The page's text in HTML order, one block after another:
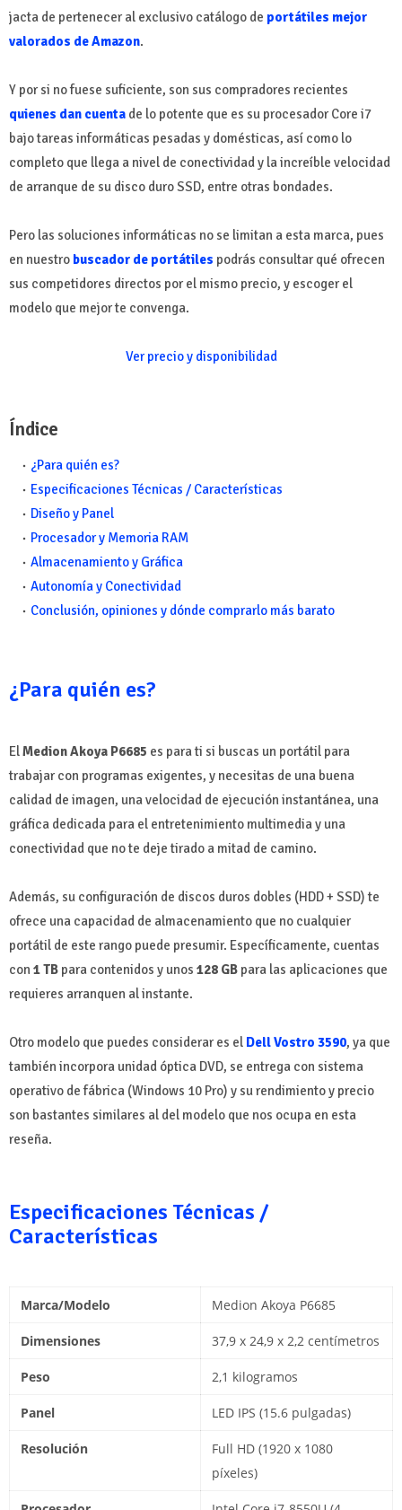
jacta de pertenecer al exclusivo catálogo de portátiles mejor
valorados de Amazon.
Y por si no fuese suficiente, son sus compradores recientes
quienes dan cuenta de lo potente que es su procesador Core i7
bajo tareas informáticas pesadas y domésticas, así como lo
completo que llega a nivel de conectividad y la increíble velocidad
de arranque de su disco duro SSD, entre otras bondades.
Pero las soluciones informáticas no se limitan a esta marca, pues
en nuestro buscador de portátiles podrás consultar qué ofrecen
sus competidores directos por el mismo precio, y escoger el
modelo que mejor te convenga.
Ver precio y disponibilidad
Índice
¿Para quién es?
Especificaciones Técnicas / Características
Diseño y Panel
Procesador y Memoria RAM
Almacenamiento y Gráfica
Autonomía y Conectividad
Conclusión, opiniones y dónde comprarlo más barato
¿Para quién es?
ElMedion Akoya P6685 es para ti si buscas un portátil para
trabajar con programas exigentes, y necesitas de una buena
calidad de imagen, una velocidad de ejecución instantánea, una
gráfica dedicada para el entretenimiento multimedia y una
conectividad que no te deje tirado a mitad de camino.
Además, su configuración de discos duros dobles (HDD + SSD) te
ofrece una capacidad de almacenamiento que no cualquier
portátil de este rango puede presumir. Específicamente, cuentas
con 1 TB para contenidos y unos 128 GB para las aplicaciones que
requieres arranquen al instante.
Otro modelo que puedes considerar es el Dell Vostro 3590, ya que
también incorpora unidad óptica DVD, se entrega con sistema
operativo de fábrica (Windows 10 Pro) y su rendimiento y precio
son bastantes similares al del modelo que nos ocupa en esta
reseña.
Especificaciones Técnicas /
Características
Marca/Modelo Medion Akoya P6685
Dimensiones 37,9 x 24,9 x 2,2 centímetros
Peso 2,1 kilogramos
Panel LED IPS (15.6 pulgadas)
Resolución
Full HD (1920 x 1080
píxeles)